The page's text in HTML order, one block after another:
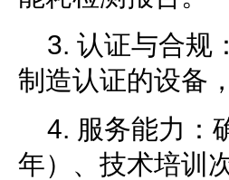
3. 认证与合规
制造认证的设备
4. 服务能力：
年）、技术培训